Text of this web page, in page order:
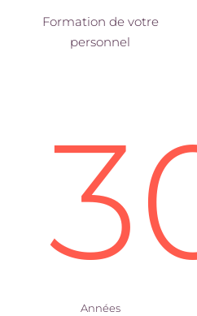
Formation de votre
personnel
Années